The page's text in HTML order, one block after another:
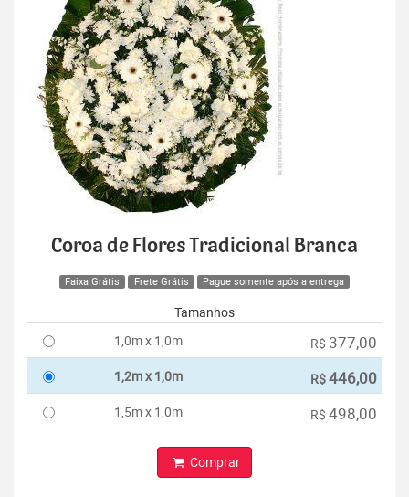
Coroa de Flores Tradicional Branca
Faixa Grátis Frete Grátis Pague somente após a entrega
Tamanhos
1,0m x 1,0m
R$ 377,00
1,2m x 1,0m R$446,00
1,5m x 1,0m R$ 498,00
Comprar